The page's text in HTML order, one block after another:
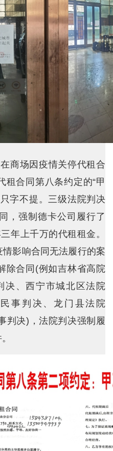
商场因疫情关停代租合
租合同第八条约定的“甲
字不提。三级法院判决
，强制德卡公司履行了
年上千万的代租租金。
影响合同无法履行的案
除合同(例如吉林省高院
决、西宁市城北区法院
事判决、龙门县法院
判决)，法院判决强制履